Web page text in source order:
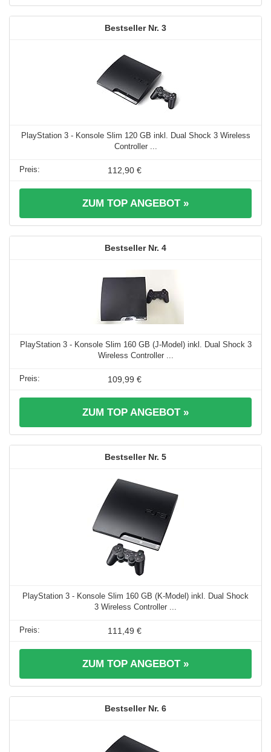
3
PlayStation 3 - Konsole Slim 120 GB inkl. Dual Shock 3 Wireless
Controller ...
112,90 €
ZUM TOP ANGEBOT »
4
PlayStation 3 - Konsole Slim 160 GB (J-Model) inkl. Dual Shock 3
Wireless Controller ...
109,99 €
ZUM TOP ANGEBOT »
5
PlayStation 3 - Konsole Slim 160 GB (K-Model) inkl. Dual Shock
3 Wireless Controller ...
111,49 €
ZUM TOP ANGEBOT »
6